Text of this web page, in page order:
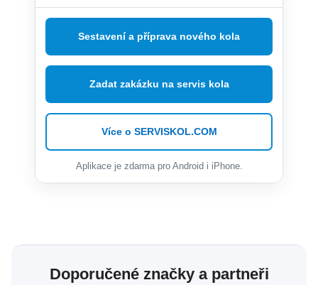
Sestavení a příprava nového kola
Zadat zakázku na servis kola
Více o SERVISKOL.COM
Aplikace je zdarma pro Android i iPhone.
Doporučené značky a partneři